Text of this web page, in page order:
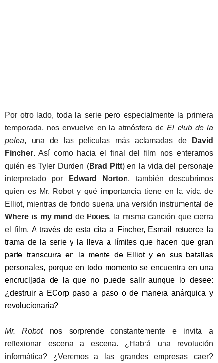
Por otro lado, toda la serie pero especialmente la primera
temporada, nos envuelve en la atmósfera deEl club de la
pelea, una de las películas más aclamadas de
David
Fincher. Así como hacia el final del film nos enteramos
quién es Tyler Durden (Brad Pitt) en la vida del personaje
interpretado por
Edward Norton, también descubrimos
quién es Mr. Robot y qué importancia tiene en la vida de
Elliot, mientras de fondo suena una versión instrumental de
Where is my mind de Pixies, la misma canción que cierra
el film. A través de esta cita a Fincher, Esmail retuerce la
trama de la serie y la lleva a límites que hacen que gran
parte transcurra en la mente de Elliot y en sus batallas
personales, porque en todo momento se encuentra en una
encrucijada de la que no puede salir aunque lo desee:
¿destruir a ECorp paso a paso o de manera anárquica y
revolucionaria?
Mr. Robotnos sorprende constantemente e invita a
reflexionar escena a escena. ¿Habrá una revolución
informática? ¿Veremos a las grandes empresas caer?